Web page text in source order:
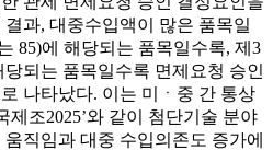
과, 대중수입액이 많은 품목일
85)에 해당되는 품목일수록, 제3
되는 품목일수록 면제요청 승인
나타났다. 이는 미ㆍ중 간 통상
제조2025’와 같이 첨단기술 분야
직임과 대중 수입의존도 증가에